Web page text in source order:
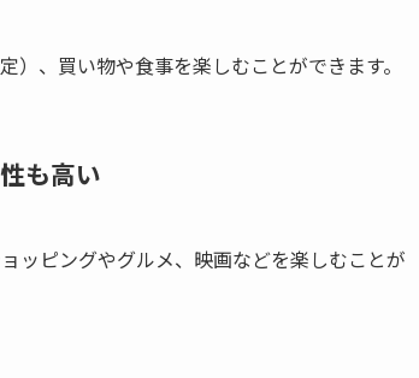
、買い物や食事を楽しむことができます。
も高い
ッピングやグルメ、映画などを楽しむことが